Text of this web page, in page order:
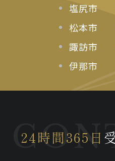
塩尻市
松本市
諏訪市
伊那市
24時間365日